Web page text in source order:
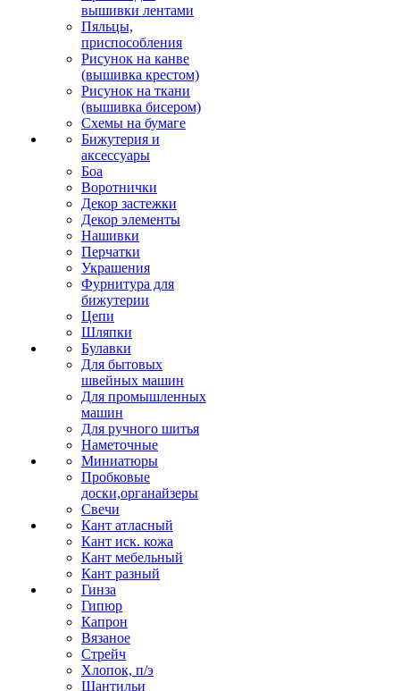
вышивки лентами
Пяльцы,
приспособления
Рисунок на канве
(вышивка крестом)
Рисунок на ткани
(вышивка бисером)
Схемы на бумаге
Бижутерия и
аксессуары
Боа
Воротнички
Декор застежки
Декор элементы
Нашивки
Перчатки
Украшения
Фурнитура для
бижутерии
Цепи
Шляпки
Булавки
Для бытовых
швейных машин
Для промышленных
машин
Для ручного шитья
Наметочные
Миниатюры
Пробковые
доски,органайзеры
Свечи
Кант атласный
Кант иск. кожа
Кант мебельный
Кант разный
Гинза
Гипюр
Капрон
Вязаное
Стрейч
Хлопок, п/э
Шантильи